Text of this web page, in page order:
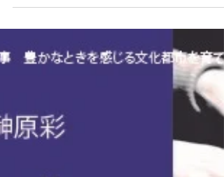
アノの演奏を楽しみませんか？ チェロの生徒さん
ーランクの『ぞうさんババール』を（ピアノ＆語
り）でお送りいたします。